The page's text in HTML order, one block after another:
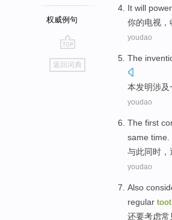
权威例句
go
top
返回词典
It will power
你的电视 ，
youdao
The
本发明涉及
youdao
The first
same time.
与此同时
youdao
Also
regular
还要考虑常